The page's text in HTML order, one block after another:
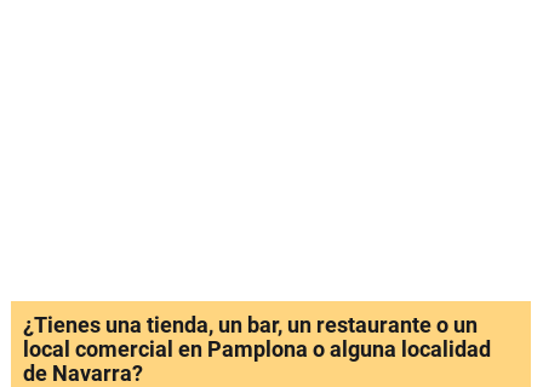
¿Tienes una tienda, un bar, un restaurante o un
local comercial en Pamplona o alguna localidad
de Navarra?